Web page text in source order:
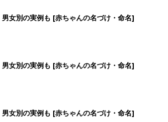
3 4 5 >